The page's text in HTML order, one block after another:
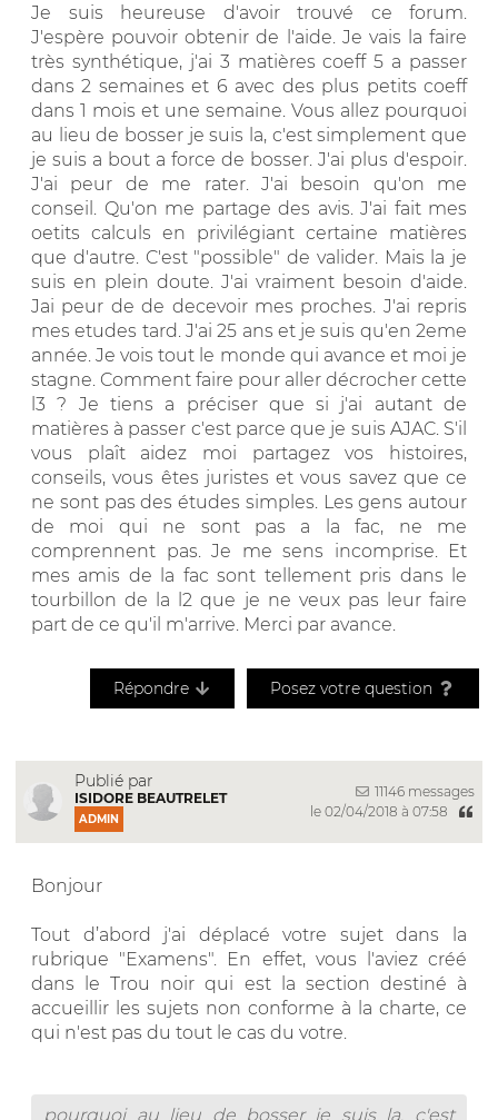
Je suis heureuse d'avoir trouvé ce forum.
J'espère pouvoir obtenir de l'aide. Je vais la faire
très synthétique, j'ai 3 matières coeff 5 a passer
dans 2 semaines et 6 avec des plus petits coeff
dans 1 mois et une semaine. Vous allez pourquoi
au lieu de bosser je suis la, c'est simplement que
je suis a bout a force de bosser. J'ai plus d'espoir.
J'ai peur de me rater. J'ai besoin qu'on me
conseil. Qu'on me partage des avis. J'ai fait mes
oetits calculs en privilégiant certaine matières
que d'autre. C'est "possible" de valider. Mais la je
suis en plein doute. J'ai vraiment besoin d'aide.
Jai peur de de decevoir mes proches. J'ai repris
mes etudes tard. J'ai 25 ans et je suis qu'en 2eme
année. Je vois tout le monde qui avance et moi je
stagne. Comment faire pour aller décrocher cette
l3 ? Je tiens a préciser que si j'ai autant de
matières à passer c'est parce que je suis AJAC. S'il
vous plaît aidez moi partagez vos histoires,
conseils, vous êtes juristes et vous savez que ce
ne sont pas des études simples. Les gens autour
de moi qui ne sont pas a la fac, ne me
comprennent pas. Je me sens incomprise. Et
mes amis de la fac sont tellement pris dans le
tourbillon de la l2 que je ne veux pas leur faire
part de ce qu'il m'arrive. Merci par avance.
Répondre Posez votre question
Publié par
ISIDORE BEAUTRELET
ADMIN
11146 messages
le 02/04/2018 à 07:58
Bonjour
Tout d’abord j'ai déplacé votre sujet dans la
rubrique "Examens". En effet, vous l'aviez créé
dans le Trou noir qui est la section destiné à
accueillir les sujets non conforme à la charte, ce
qui n'est pas du tout le cas du votre.
pourquoi au lieu de bosser je suis la, c'est